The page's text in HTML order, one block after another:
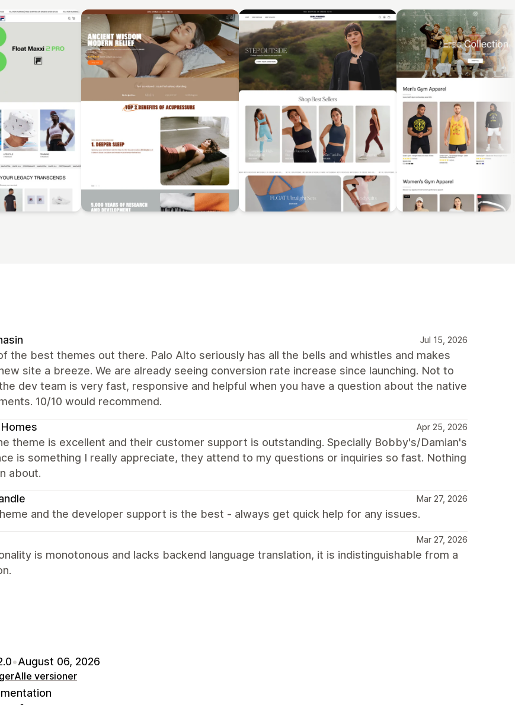
Jul 15, 2026
the best themes out there. Palo Alto seriously has all the bells and whistles and makes
site a breeze. We are already seeing conversion rate increase since launching. Not to
dev team is very fast, responsive and helpful when you have a question about the native
10/10 would recommend.
Apr 25, 2026
theme is excellent and their customer support is outstanding. Specially Bobby's/Damian's
is something I really appreciate, they attend to my questions or inquiries so fast. Nothing
about.
Mar 27, 2026
and the developer support is the best - always get quick help for any issues.
Mar 27, 2026
is monotonous and lacks backend language translation, it is indistinguishable from a
•August 06, 2026
Alle versioner